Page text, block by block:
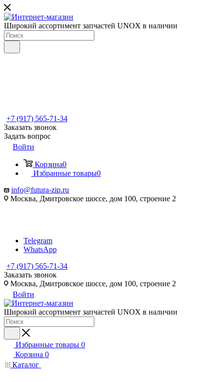
Широкий ассортимент запчастей UNOX в наличии
+7 (917) 565-71-34
Заказать звонок
Задать вопрос
Войти
Корзина0
Избранные товары0
info@futura-zip.ru
Москва, Дмитровское шоссе, дом 100, строение 2
Telegram
WhatsApp
+7 (917) 565-71-34
Заказать звонок
Москва, Дмитровское шоссе, дом 100, строение 2
Войти
Широкий ассортимент запчастей UNOX в наличии
Избранные товары 0
Корзина 0
Каталог